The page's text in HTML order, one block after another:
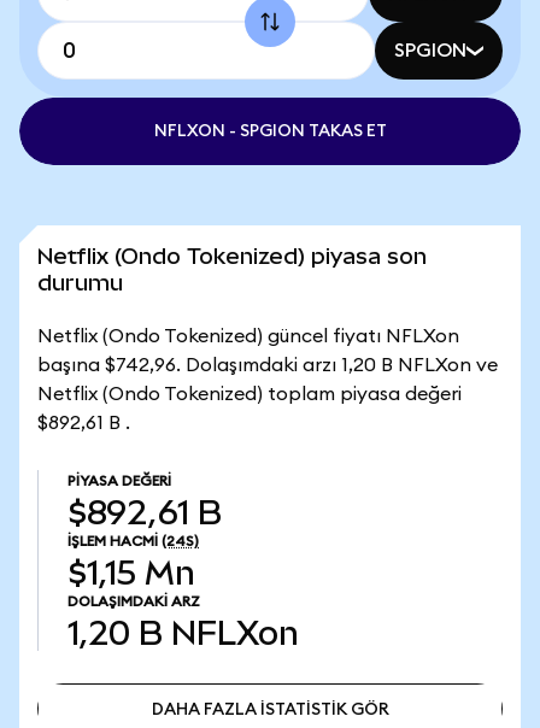
SPGION
NFLXON - SPGION TAKAS ET
Netflix (Ondo Tokenized) piyasa son
durumu
Netflix (Ondo Tokenized) güncel fiyatı NFLXon
başına $742,96. Dolaşımdaki arzı 1,20 B NFLXon ve
Netflix (Ondo Tokenized) toplam piyasa değeri
$892,61 B .
PIYASA DEĞERI
$892,61 B
İŞLEM HACMI (24S)
$1,15 Mn
DOLAŞIMDAKI ARZ
1,20 B NFLXon
DAHA FAZLA İSTATİSTİK GÖR